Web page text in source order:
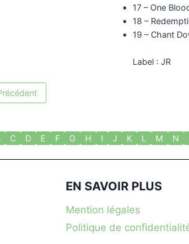
17 – One
18 –
19 – Chant
Label : JR
C D E F G H I J K L M N
EN SAVOIR PLUS
Mention légales
Politique de